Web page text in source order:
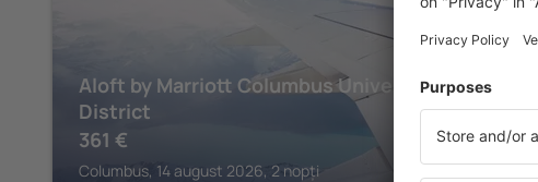
Aloft by Marriott Columbus University
District
361 €
Columbus, 14 august 2026, 2 nopți